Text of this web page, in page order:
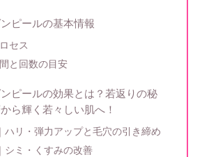
ピールの基本情報
セス
と回数の目安
ピールの効果とは？若返りの秘
ら輝く若々しい肌へ！
ハリ・弾力アップと毛穴の引き締め
シミ・くすみの改善